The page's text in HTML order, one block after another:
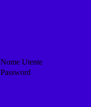
Nome Utente
Password